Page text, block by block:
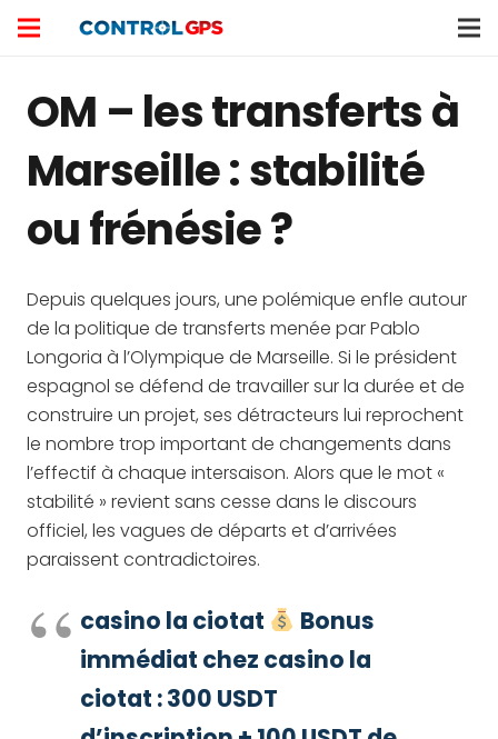
OM – les transferts à
Marseille : stabilité
ou frénésie ?
Depuis quelques jours, une polémique enfle autour
de la politique de transferts menée par Pablo
Longoria à l’Olympique de Marseille. Si le président
espagnol se défend de travailler sur la durée et de
construire un projet, ses détracteurs lui reprochent
le nombre trop important de changements dans
l’effectif à chaque intersaison. Alors que le mot «
stabilité » revient sans cesse dans le discours
officiel, les vagues de départs et d’arrivées
paraissent contradictoires.
casino la ciotat
Bonus
immédiat chez casino la
ciotat : 300 USDT